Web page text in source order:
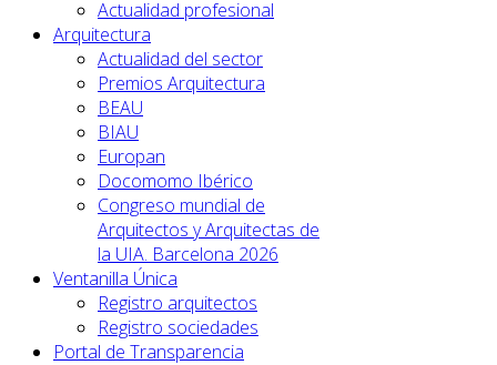
Actualidad profesional
Arquitectura
Actualidad del sector
Premios Arquitectura
BEAU
BIAU
Europan
Docomomo Ibérico
Congreso mundial de
Arquitectos y Arquitectas de
la UIA. Barcelona 2026
Ventanilla Única
Registro arquitectos
Registro sociedades
Portal de Transparencia